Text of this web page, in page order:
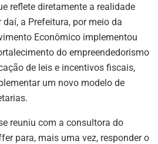
reflete diretamente a realidade
a Prefeitura, por meio da
Econômico implementou
do empreendedorismo
de leis e incentivos fiscais,
um novo modelo de
reuniu com a consultora do
para, mais uma vez, responder o